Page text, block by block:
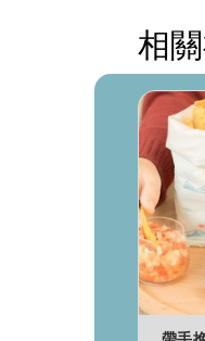
相